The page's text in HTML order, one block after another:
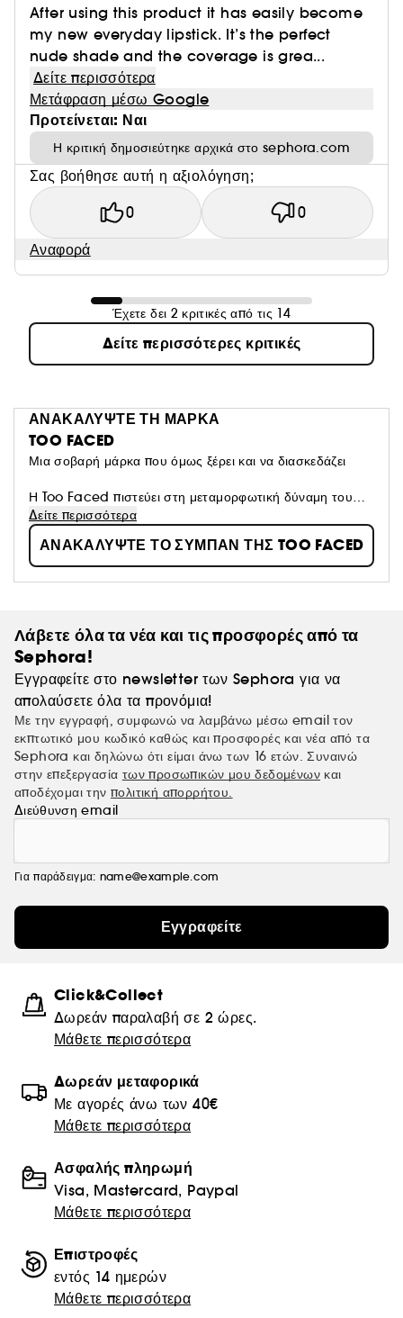
After using this product it has easily become
my new everyday lipstick. It’s the perfect
nude shade and the coverage is grea...
Δείτε περισσότερα
Μετάφραση μέσω Google
Προτείνεται: Ναι
Η κριτική δημοσιεύτηκε αρχικά στο sephora.com
Σας βοήθησε αυτή η αξιολόγηση;
0 0
Αναφορά
Έχετε δει 2 κριτικές από τις 14
Δείτε περισσότερες κριτικές
ΑΝΑΚΑΛΥΨΤΕ ΤΗ ΜΑΡΚΑ
TOO FACED
Μια σοβαρή μάρκα που όμως ξέρει και να διασκεδάζει
Η Too Faced πιστεύει στη μεταμορφωτική δύναμη του
μακιγιάζ. Ενθαρρύνουμε τις γυναίκες να εκφράζονται με
αυτοπεποίθηση, δημιουργικότητα και την ελευθερία να
κάνουν μεγαλύτερα όνειρα από ποτέ. Χρησιμοποιούμε τα
πιο καινοτόμα συστατικά για να δημιουργήσουμε
επαναστατικά και cruelty-free καλλυντικά, ώστε να
Δείτε περισσότερα
ΑΝΑΚΑΛΥΨΤΕ ΤΟ ΣΥΜΠΑΝ ΤΗΣ TOO FACED
Λάβετε όλα τα νέα και τις προσφορές από τα
Sephora!
Εγγραφείτε στο newsletter των Sephora για να
απολαύσετε όλα τα προνόμια!
Με την εγγραφή, συμφωνώ να λαμβάνω μέσω email τον
εκπτωτικό μου κωδικό καθώς και προσφορές και νέα από τα
Sephora και δηλώνω ότι είμαι άνω των 16 ετών. Συναινώ
στην επεξεργασία των προσωπικών μου δεδομένων και
αποδέχομαι την πολιτική απορρήτου.
Διεύθυνση email
Για παράδειγμα: name@example.com
Εγγραφείτε
Click&Collect
Δωρεάν παραλαβή σε 2 ώρες.
Μάθετε περισσότερα
Δωρεάν μεταφορικά
Με αγορές άνω των 40€
Μάθετε περισσότερα
Ασφαλής πληρωμή
Visa, Mastercard, Paypal
Μάθετε περισσότερα
Επιστροφές
εντός 14 ημερών
Μάθετε περισσότερα